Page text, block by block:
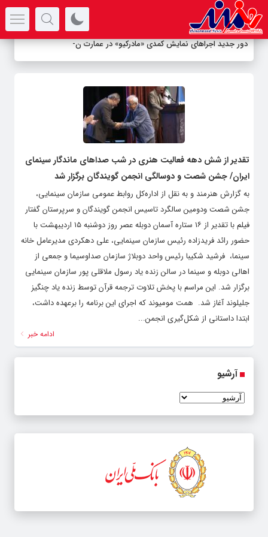
دور جدید اجراهای نمایش کمدی «مادرکیو» در عمارت نوف-
تقدیر از شش دهه فعالیت هنری در شب صداهای ماندگار سینمای
ایران/ جشن شصت و دوسالگی انجمن گویندگان برگزار شد
به گزارش هنرمند و به نقل از اداره‌کل روابط عمومی سازمان سینمایی،
جشن شصت ودومین سالگرد تاسیس انجمن گویندگان و سرپرستان گفتار
فیلم با تقدیر از ۱۶ ستاره آسمان دوبله عصر روز دوشنبه ۱۵ اردیبهشت با
حضور رائد فریدزاده رئیس سازمان سینمایی، علی دهکردی مدیرعامل خانه
سینما، فرشید شکیبا رئیس واحد دوبلاژ سازمان صداوسیما و جمعی از
اهالی دوبله و سینما در سالن زنده یاد رسول ملاقلی پور سازمان سینمایی
برگزار شد. این مراسم با پخش تلاوت ترجمه قرآن توسط زنده یاد چنگیز
جلیلوند آغاز شد. همت مومیوند که اجرای این برنامه را برعهده داشت،
ابتدا داستانی از شکل‌گیری انجمن...
ادامه خبر
آرشیو